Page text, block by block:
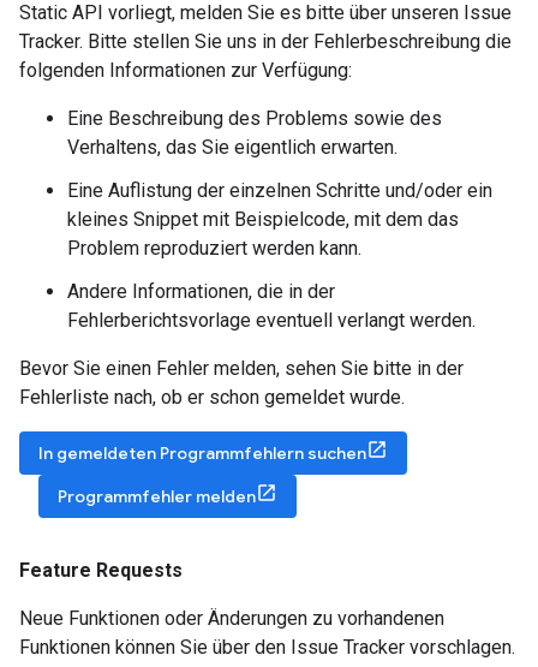
Static API vorliegt, melden Sie es bitte über unseren Issue
Tracker. Bitte stellen Sie uns in der Fehlerbeschreibung die
folgenden Informationen zur Verfügung:
Eine Beschreibung des Problems sowie des
Verhaltens, das Sie eigentlich erwarten.
Eine Auflistung der einzelnen Schritte und/oder ein
kleines Snippet mit Beispielcode, mit dem das
Problem reproduziert werden kann.
Andere Informationen, die in der
Fehlerberichtsvorlage eventuell verlangt werden.
Bevor Sie einen Fehler melden, sehen Sie bitte in der
Fehlerliste nach, ob er schon gemeldet wurde.
In gemeldeten Programmfehlern suchen
Programmfehler melden
Feature Requests
Neue Funktionen oder Änderungen zu vorhandenen
Funktionen können Sie über den Issue Tracker vorschlagen.